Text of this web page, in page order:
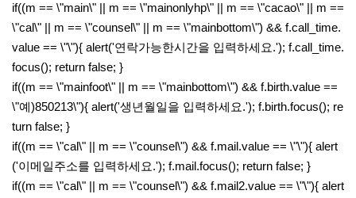
if((m == \"main\" || m == \"mainonlyhp\" || m == \"cacao\" || m ==
\"cal\" || m == \"counsel\" || m == \"mainbottom\") && f.call_time.
value == \"\"){ alert('연락가능한시간을 입력하세요.'); f.call_time.
focus(); return false; }
if((m == \"mainfoot\" || m == \"mainbottom\") && f.birth.value ==
\"예)850213\"){ alert('생년월일을 입력하세요.'); f.birth.focus(); re
turn false; }
if((m == \"cal\" || m == \"counsel\") && f.mail.value == \"\"){ alert
('이메일주소를 입력하세요.'); f.mail.focus(); return false; }
if((m == \"cal\" || m == \"counsel\") && f.mail2.value == \"\"){ alert